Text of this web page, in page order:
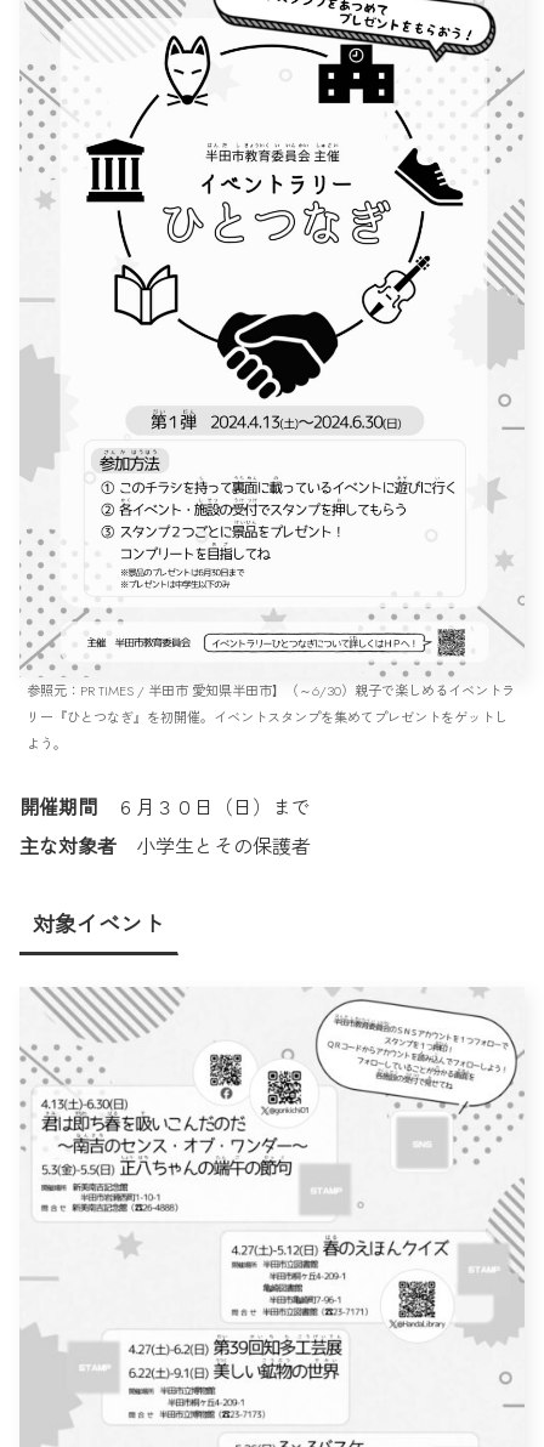
参照元：PR TIMES / 半田市 愛知県半田市】（～6/30）親子で楽しめるイベントラ
リー『ひとつなぎ』を初開催。イベントスタンプを集めてプレゼントをゲットし
よう。
開催期間 ６月３０日（日）まで
主な対象者 小学生とその保護者
対象イベント